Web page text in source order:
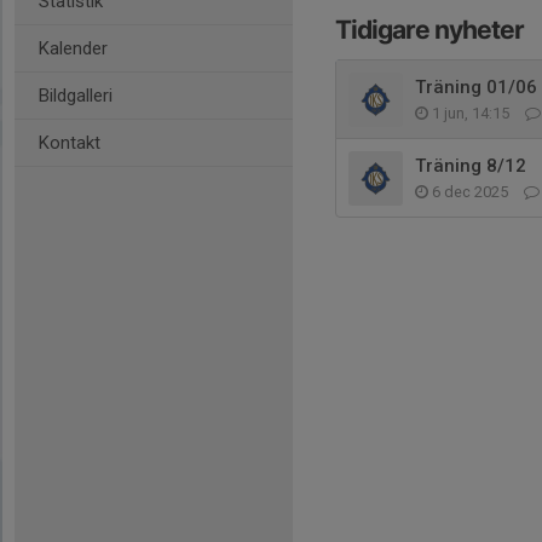
Kalender
Bildgalleri
Kontakt
Tidigare nyheter
Träning 01/06
1 jun, 14:15
Träning 8/12
6 dec 2025